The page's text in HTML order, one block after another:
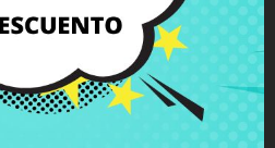
MSI CX640 MS-16Y1